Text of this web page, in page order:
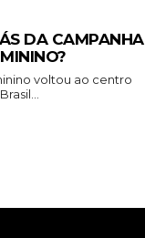
DA CAMPANHA
voltou ao centro